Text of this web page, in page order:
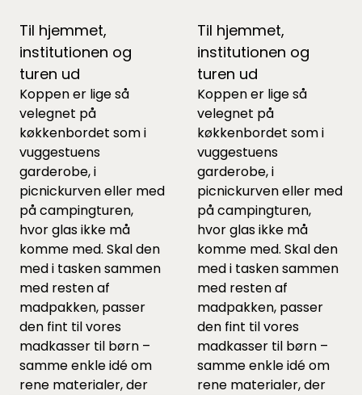
Til hjemmet,
institutionen og
turen ud
Koppen er lige så
velegnet på
køkkenbordet som i
vuggestuens
garderobe, i
picnickurven eller med
på campingturen,
hvor glas ikke må
komme med. Skal den
med i tasken sammen
med resten af
madpakken, passer
den fint til vores
madkasser til børn –
samme enkle idé om
rene materialer, der
Til hjemmet,
institutionen og
turen ud
Koppen er lige så
velegnet på
køkkenbordet som i
vuggestuens
garderobe, i
picnickurven eller med
på campingturen,
hvor glas ikke må
komme med. Skal den
med i tasken sammen
med resten af
madpakken, passer
den fint til vores
madkasser til børn –
samme enkle idé om
rene materialer, der